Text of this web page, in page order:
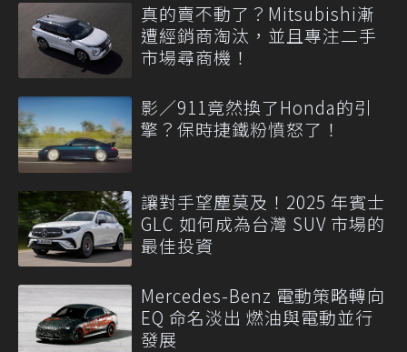
真的賣不動了？Mitsubishi漸
遭經銷商淘汰，並且專注二手
市場尋商機！
影／911竟然換了Honda的引
擎？保時捷鐵粉憤怒了！
讓對手望塵莫及！2025 年賓士
GLC 如何成為台灣 SUV 市場的
最佳投資
Mercedes-Benz 電動策略轉向
EQ 命名淡出 燃油與電動並行
發展